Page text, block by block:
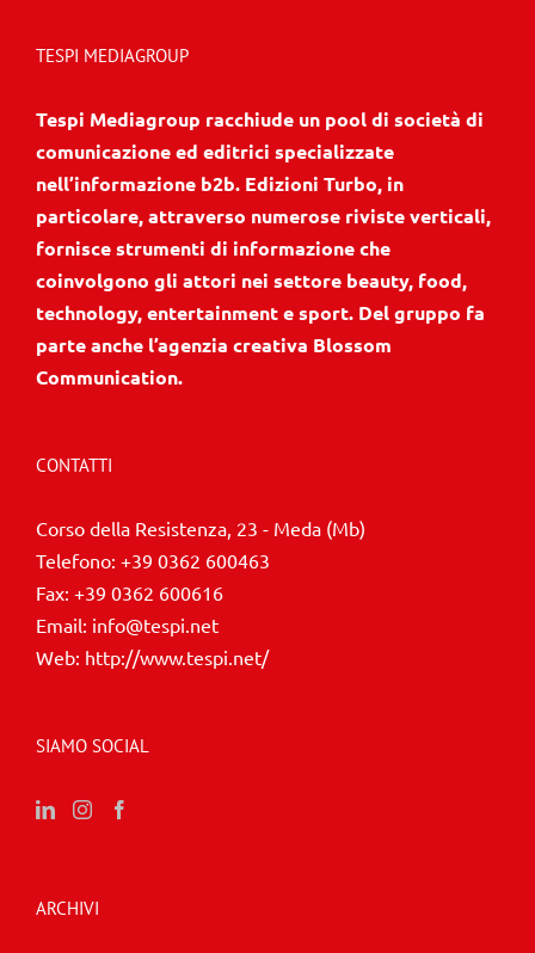
TESPI MEDIAGROUP
Tespi Mediagroup racchiude un pool di società di
comunicazione ed editrici specializzate
nell’informazione b2b. Edizioni Turbo, in
particolare, attraverso numerose riviste verticali,
fornisce strumenti di informazione che
coinvolgono gli attori nei settore beauty, food,
technology, entertainment e sport. Del gruppo fa
parte anche l’agenzia creativa Blossom
Communication.
CONTATTI
Corso della Resistenza, 23 - Meda (Mb)
Telefono: +39 0362 600463
Fax: +39 0362 600616
Email: info@tespi.net
Web: http://www.tespi.net/
SIAMO SOCIAL
ARCHIVI